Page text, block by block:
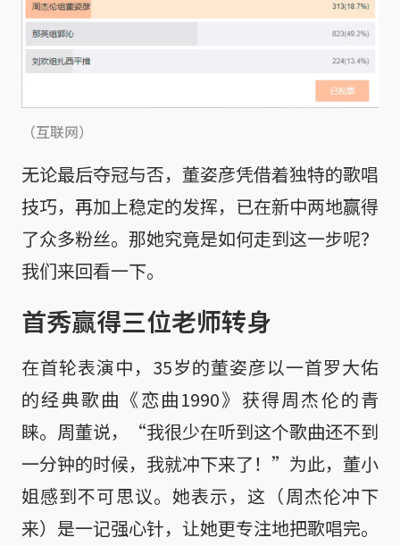
（互联网）
无论最后夺冠与否，董姿彦凭借着独特的歌唱
技巧，再加上稳定的发挥，已在新中两地赢得
了众多粉丝。那她究竟是如何走到这一步呢？
我们来回看一下。
首秀赢得三位老师转身
在首轮表演中，35岁的董姿彦以一首罗大佑
的经典歌曲《恋曲1990》获得周杰伦的青
睐。周董说，“我很少在听到这个歌曲还不到
一分钟的时候，我就冲下来了！”为此，董小
姐感到不可思议。她表示，这（周杰伦冲下
来）是一记强心针，让她更专注地把歌唱完。